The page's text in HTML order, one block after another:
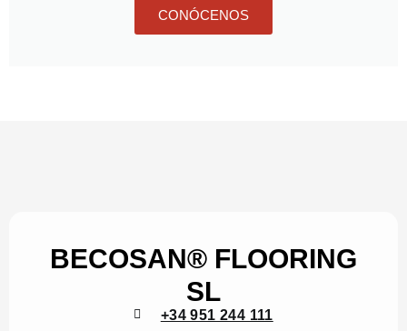
CONÓCENOS
BECOSAN® FLOORING
SL
+34 951 244 111